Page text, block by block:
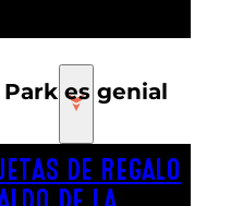
DE REGALO
DE LA
es genial
planificar